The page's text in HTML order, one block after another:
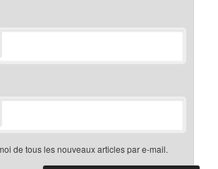
de tous les nouveaux articles par e-mail.